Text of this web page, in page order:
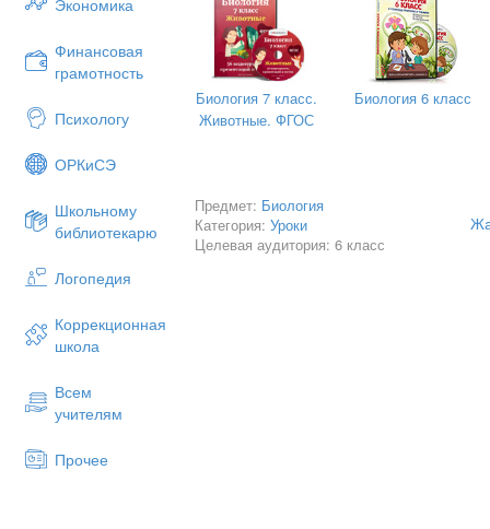
Экономика
Финансовая
грамотность
Психологу
ОРКиСЭ
Школьному
библиотекарю
Логопедия
Коррекционная
школа
Всем
учителям
Прочее
Жай және күрделі жапырақтар
Сабақ пен жапырақтың
(салыстыру)
Әрбір жұп өздерінің жұмыстарын
Мысал
Жапырақ
Биология 7 класс.
Животные. ФГОС
Биология 6 класс
Предмет: Биология
Категория:Уроки
Целевая аудитория: 6 класс